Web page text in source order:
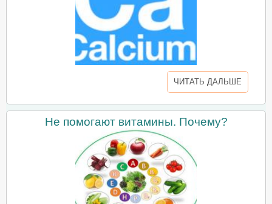
ЧИТАТЬ ДАЛЬШЕ
Не помогают витамины. Почему?